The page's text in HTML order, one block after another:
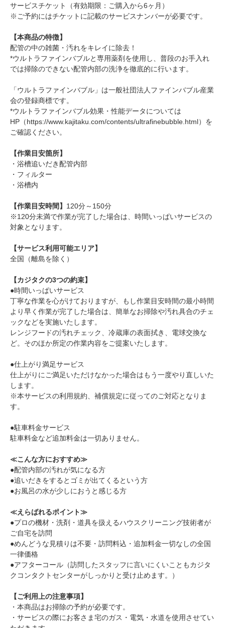
サービスチケット（有効期限：ご購入から6ヶ月）
※ご予約にはチケットに記載のサービスナンバーが必要です。
【本商品の特徴】
配管の中の雑菌・汚れをキレイに除去！
*ウルトラファインバブルと専用薬剤を使用し、普段のお手入れ
では掃除のできない配管内部の洗浄を徹底的に行います。
「ウルトラファインバブル」は一般社団法人ファインバブル産業
会の登録商標です。
*ウルトラファインバブル効果・性能データについては
HP（https://www.kajitaku.com/contents/ultrafinebubble.html）を
ご確認ください。
【作業目安箇所】
・浴槽追いだき配管内部
・フィルター
・浴槽内
【作業目安時間】 120分～150分
※120分未満で作業が完了した場合は、時間いっぱいサービスの
対象となります。
【サービス利用可能エリア】
全国（離島を除く）
【カジタクの3つの約束】
●時間いっぱいサービス
丁寧な作業を心がけておりますが、もし作業目安時間の最小時間
より早く作業が完了した場合は、簡単なお掃除や汚れ具合のチェ
ックなどを実施いたします。
レンジフードの汚れチェック、冷蔵庫の表面拭き、電球交換な
ど。そのほか所定の作業内容をご提案いたします。
●仕上がり満足サービス
仕上がりにご満足いただけなかった場合はもう一度やり直しいた
します。
※本サービスの利用規約、補償規定に従ってのご対応となりま
す。
●駐車料金サービス
駐車料金など追加料金は一切ありません。
≪こんな方におすすめ≫
●配管内部の汚れが気になる方
●追いだきをするとゴミが出てくるという方
●お風呂の水が少しにおうと感じる方
≪えらばれるポイント≫
●プロの機材・洗剤・道具を扱えるハウスクリーニング技術者が
ご自宅を訪問
●めんどうな見積りは不要・訪問料込・追加料金一切なしの全国
一律価格
●アフターコール（訪問したスタッフに言いにくいこともカジタ
クコンタクトセンターがしっかりと受け止めます。）
【ご利用上の注意事項】
・本商品はお掃除の予約が必要です。
・サービスの際にお客さま宅のガス・電気・水道を使用させてい